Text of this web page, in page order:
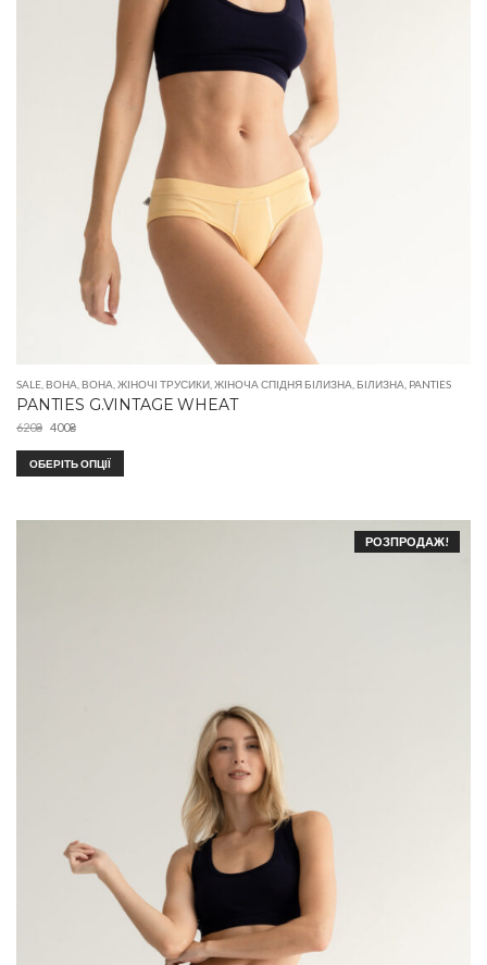
SALE ВОНА ВОНА ЖІНОЧІ ТРУСИКИ ЖІНОЧА СПІДНЯ БІЛИЗНА БІЛИЗНА PANTIES
PANTIES G.VINTAGE WHEAT
620₴ 400₴
ОБЕРІТЬ ОПЦІЇ
РОЗПРОДАЖ!